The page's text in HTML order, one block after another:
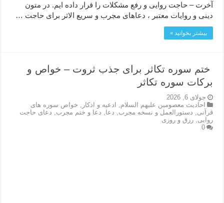
آخرت – حاجت روایی و رفع مشکلات را قرار داده ایم. در متون
دینی و روایات معتبر ، دعاهای مجرب و سریع الاثر برای حاجت …
بیشتر بخوانید »
ختم سوره تکاثر برای جذب ثروت – خواص و
برکات سوره تکاثر
جولای 6, 2026
احاديث معصومين عليهم السلام, ادعيه و اذكار , خواص سوره های
قرآنی, دستورالعمل و نسخه مجرب, دعا, دعا و ختم مجرب, دعای حاجت
روایی,رزق و روزی
0